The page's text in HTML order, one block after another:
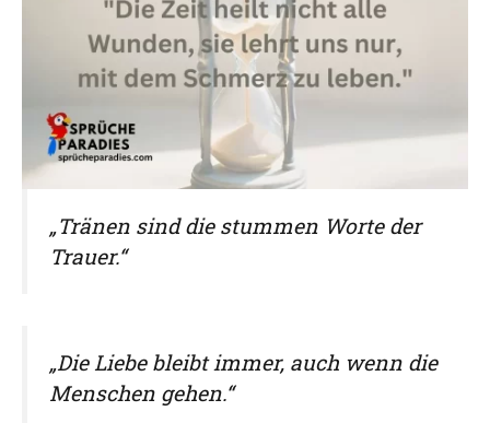
„Tränen sind die stummen Worte der
Trauer.“
„Die Liebe bleibt immer, auch wenn die
Menschen gehen.“